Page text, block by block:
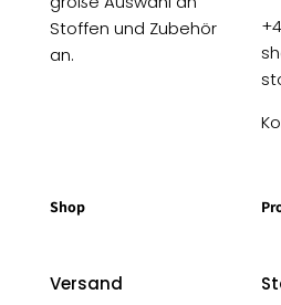
Stoffen und Zubehör
an.
Shop
Versand